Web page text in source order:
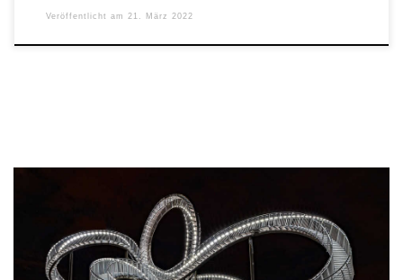
Veröffentlicht am 21. März 2022